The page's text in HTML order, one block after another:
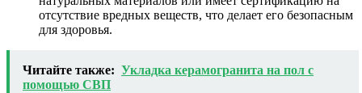
отсутствие вредных веществ, что делает его безопасным
для здоровья.
Читайте также: Укладка керамогранита на пол с
помощью СВП